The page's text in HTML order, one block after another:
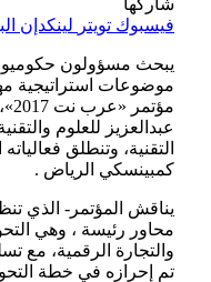
شاركها
فيسبوك تويتر لينكدإن
يبحث مسؤولون
موضوعات استراتيجية
عبدالعزيز للعلوم
التقنية، وتنطلق
كمبينسكي الرياض .
يناقش المؤتمر- الذي
محاور رئيسة ، وهي
والتجارة الرقمية، مع